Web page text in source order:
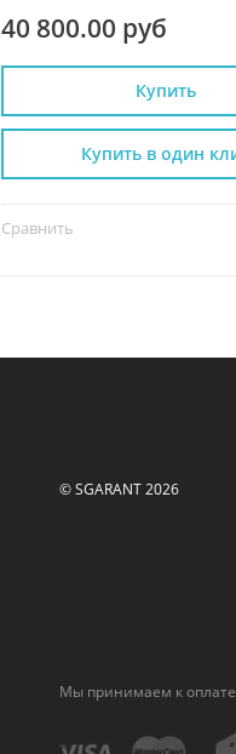
40 800.00 руб
Купить
Сравнить
Купить в один
© SGARANT 2026
Мы принимаем к